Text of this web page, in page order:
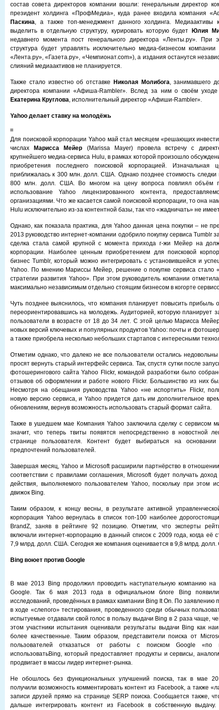
состав совета директоров компании вошли: генеральным директор
президент холдинга «ПрофМедиа», куда ранее входила компания
Паскина, а также топ-менеджмент данного холдинга. Медиаактивы
выделить в отдельную структуру, курировать которую будет
Юлия
недавнего момента пост генерального директора «Ленты.ру». При
структура будет управлять исключительно медиа-бизнесом
«Лента.ру», «Газета.ру», «Чемпионат.com»), а издания останутся
слияний медиаактивов не планируется.
Также стало известно об отставке Николая Молибога, занимавшего
директора компании «Афиша-Rambler». Вслед за ним о своём
Екатерина Круглова, исполнительный директор «Афиши-Rambler».
Yahoo делает ставку на молодёжь
Для поисковой корпорации Yahoo май стал месяцем «решающих
числах
Марисса Мейер (Marissa Mayer) провела встречу с
крупнейшего медиа-сервиса Hulu, в рамках которой произошло
приобретения последнего поисковой корпорацией. Изначальная
приближалась к 300 млн. долл. США. Однако позднее стоимость
800 млн. долл. США. Во многом на цену вопроса повлиял объём
использование Yahoo лицензированного контента,
организациями. Что же касается самой поисковой корпорации, то она
Hulu исключительно из-за контентной базы, так что «жадничать» не
Однако, как показала практика, для Yahoo данная цена покупки – не
2013 руководство интернет-компании одобрило покупку сервиса Tumblr
сделка стала самой крупной с момента прихода г-жи Мейер на
корпорации. Наиболее ценным приобретением для поисковой
бизнес Tumblr, который можно интегрировать с установившейся и
Yahoo. По мнению Мариссы Мейер, решение о покупке сервиса стало
стратегии развития Yahoo». При этом руководитель компании
максимально независимым отдельно стоящим бизнесом в когорте
Чуть позднее выяснилось, что компания планирует повысить прибыль
переориентировавшись на молодежь. Аудиторией, которую планирует
пользователи в возрасте от 18 до 34 лет. С этой целью Марисса
новых версий ключевых и популярных продуктов Yahoo: почты и
а также приобрела несколько небольших стартапов с интересными
Отметим однако, что далеко не все пользователи остались
просят вернуть старый интерфейс сервиса. Так, спустя сутки после
фотошерингового сайта Yahoo Flickr, командой разработки было
отзывов об оформлении и работе нового Flickr. Большинство из них
Несмотря на обещания руководства Yahoo «не испортить» Flickr,
новую версию сервиса, и Yahoo придется дать им дополнительное
обновлениям, вернув возможность использовать старый формат сайта.
Также в ушедшем мае Компания Yahoo заключила сделку с сервисом
значит, что теперь твиты появятся непосредственно в новостной
странице пользователя. Контент будет выбираться на
предпочтений пользователей.
Завершая месяц, Yahoo и Мicrosoft расширили партнёрство в
соответствии с правилами соглашения, Мicrosoft будет получать доход
действия, выполняемого пользователем Yahoo, поскольку при этом
движок Bing.
Таким образом, к концу весны, в результате активной
корпорация Yahoo вернулась в список топ-100 наиболее
BrandZ, заняв в рейтинге 92 позицию. Отметим, что эксперты
включали интернет-корпорацию в данный список с 2009 года, когда её
7,9 млрд. долл. США. Сегодня же компания оценивается в 9,8 млрд.
Bing воюет против Google
В мае 2013 Bing продолжил проводить наступательную компанию на
Google. Так 6 мая 2013 года в официальном блоге Bing
исследований, проведённых в рамках кампании Bing It On. По заявлению
в ходе «слепого» тестирования, проведенного среди обычных
испытуемые отдавали свой голос в пользу выдачи Bing в 2 раза чаще,
этом участники испытания оценивали результаты выдачи Bing как
более качественные. Таким образом, представители поиска от
пользователей отказаться от работы с поиском Google «по
использоватьBing, который предоставляет продукты и сервисы,
продвигает в массы лидер интернет-рынка.
Не обошлось без функциональных улучшений поиска, так в мае
получили возможность комментировать контент из Facebook, а также
записи друзей прямо на странице SERP поиска. Сообщается также,
дальше интегрировать контент из Facebook в собственную